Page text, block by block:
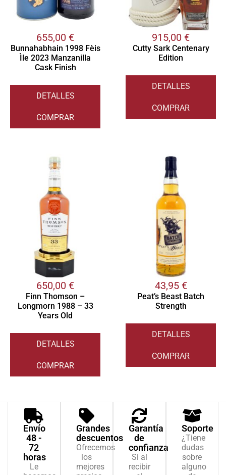
655,00 €
Bunnahabhain 1998 Fèis
Ìle 2023 Manzanilla
Cask Finish
DETALLES
COMPRAR
915,00 €
Cutty Sark Centenary
Edition
DETALLES
COMPRAR
650,00 €
Finn Thomson –
Longmorn 1988 – 33
Years Old
DETALLES
COMPRAR
43,95 €
Peat’s Beast Batch
Strength
DETALLES
COMPRAR
Envío
48 -
72
horas
Le
Grandes
descuentos
Ofrecemos
los
mejores
Garantía
de
confianza
Si al
recibir
Soporte
¿Tiene
dudas
sobre
alguno